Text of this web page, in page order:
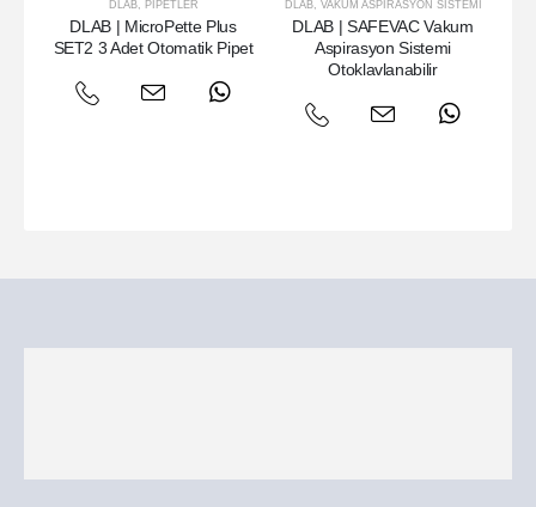
DLAB, PIPETLER
DLAB | MicroPette Plus
SET2 3 Adet Otomatik Pipet
DLAB, VAKUM ASPIRASYON SISTEMI
DLAB | SAFEVAC Vakum
Aspirasyon Sistemi
Otoklavlanabilir